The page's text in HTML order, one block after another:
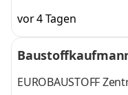
vor 4 Tagen
EUROBAUSTOFF